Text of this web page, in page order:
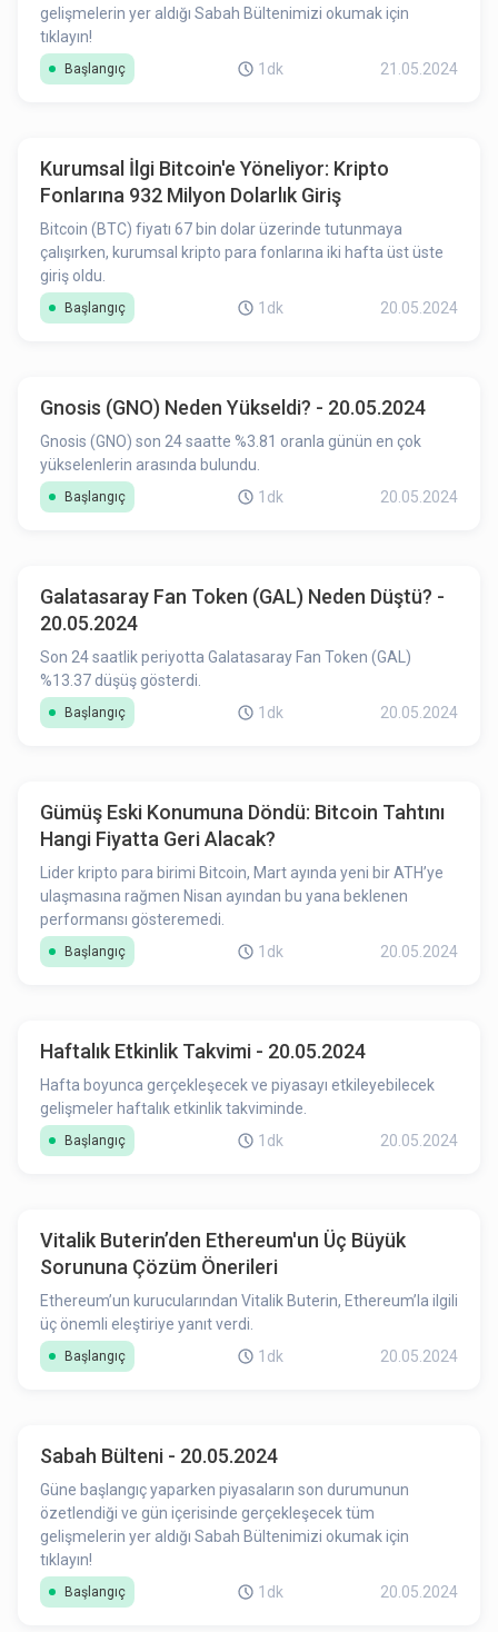
gelişmelerin yer aldığı Sabah Bültenimizi okumak için
tıklayın!
Başlangıç 1dk 21.05.2024
Kurumsal İlgi Bitcoin'e Yöneliyor: Kripto
Fonlarına 932 Milyon Dolarlık Giriş
Bitcoin (BTC) fiyatı 67 bin dolar üzerinde tutunmaya
çalışırken, kurumsal kripto para fonlarına iki hafta üst üste
giriş oldu.
Başlangıç 1dk 20.05.2024
Gnosis (GNO) Neden Yükseldi? - 20.05.2024
Gnosis (GNO) son 24 saatte %3.81 oranla günün en çok
yükselenlerin arasında bulundu.
Başlangıç 1dk 20.05.2024
Galatasaray Fan Token (GAL) Neden Düştü? -
20.05.2024
Son 24 saatlik periyotta Galatasaray Fan Token (GAL)
%13.37 düşüş gösterdi.
Başlangıç 1dk 20.05.2024
Gümüş Eski Konumuna Döndü: Bitcoin Tahtını
Hangi Fiyatta Geri Alacak?
Lider kripto para birimi Bitcoin, Mart ayında yeni bir ATH’ye
ulaşmasına rağmen Nisan ayından bu yana beklenen
performansı gösteremedi.
Başlangıç 1dk 20.05.2024
Haftalık Etkinlik Takvimi - 20.05.2024
Hafta boyunca gerçekleşecek ve piyasayı etkileyebilecek
gelişmeler haftalık etkinlik takviminde.
Başlangıç 1dk 20.05.2024
Vitalik Buterin’den Ethereum'un Üç Büyük
Sorununa Çözüm Önerileri
Ethereum’un kurucularından Vitalik Buterin, Ethereum’la ilgili
üç önemli eleştiriye yanıt verdi.
Başlangıç 1dk 20.05.2024
Sabah Bülteni - 20.05.2024
Güne başlangıç yaparken piyasaların son durumunun
özetlendiği ve gün içerisinde gerçekleşecek tüm
gelişmelerin yer aldığı Sabah Bültenimizi okumak için
tıklayın!
Başlangıç 1dk 20.05.2024